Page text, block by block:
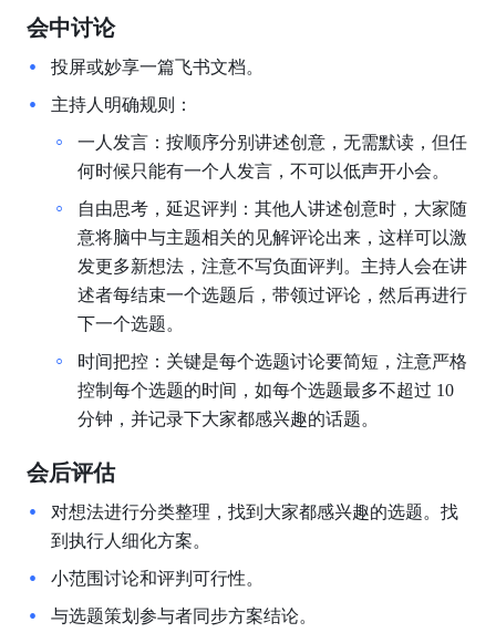
会中讨论
投屏或妙享一篇飞书文档。
主持人明确规则：
一人发言：按顺序分别讲述创意，无需默读，但任
何时候只能有一个人发言，不可以低声开小会。
自由思考，延迟评判：其他人讲述创意时，大家随
意将脑中与主题相关的见解评论出来，这样可以激
发更多新想法，注意不写负面评判。主持人会在讲
述者每结束一个选题后，带领过评论，然后再进行
下一个选题。
时间把控：关键是每个选题讨论要简短，注意严格
控制每个选题的时间，如每个选题最多不超过 10
分钟，并记录下大家都感兴趣的话题。
会后评估
对想法进行分类整理，找到大家都感兴趣的选题。找
到执行人细化方案。
小范围讨论和评判可行性。
与选题策划参与者同步方案结论。